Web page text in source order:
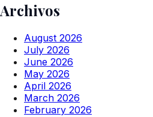
Archivos
August 2026
July 2026
June 2026
May 2026
April 2026
March 2026
February 2026